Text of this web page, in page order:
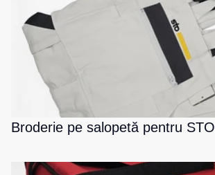
Broderie pe salopetă pentru STO